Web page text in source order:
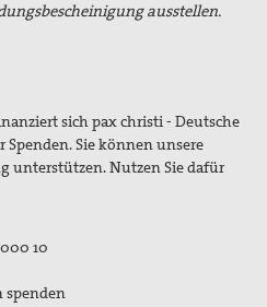
ausstellen.
sich pax christi - Deutsche
Spenden. Sie können unsere
unterstützen. Nutzen Sie dafür
10
spenden